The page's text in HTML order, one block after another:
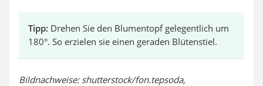
Tipp: Drehen Sie den Blumentopf gelegentlich um
180°. So erzielen sie einen geraden Blütenstiel.
Bildnachweise: shutterstock/fon.tepsoda,